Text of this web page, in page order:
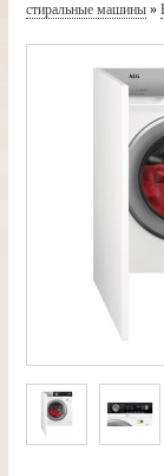
стиральные машины»